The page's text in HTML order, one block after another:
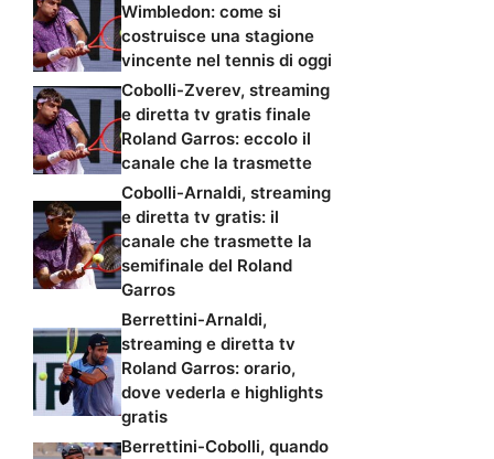
Wimbledon: come si
costruisce una stagione
vincente nel tennis di oggi
Cobolli-Zverev, streaming
e diretta tv gratis finale
Roland Garros: eccolo il
canale che la trasmette
Cobolli-Arnaldi, streaming
e diretta tv gratis: il
canale che trasmette la
semifinale del Roland
Garros
Berrettini-Arnaldi,
streaming e diretta tv
Roland Garros: orario,
dove vederla e highlights
gratis
Berrettini-Cobolli, quando